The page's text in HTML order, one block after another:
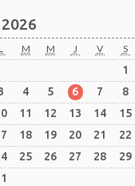
M M J V S
1
4 5 6 7
8
11 12 13 14
15
18 19 20 21
22
25 26 27 28
29